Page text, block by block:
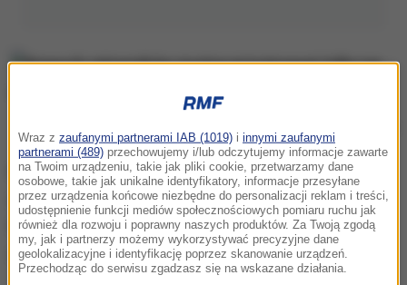
Nowych ratowników można przyjmować tylko na
umowę o pracę. Wymaga tego znowelizowany w
tym roku kodeks pracy. Tymczasem ratownicy wolą
umowy-zlecenia.
Wraz z zaufanymi partnerami IAB (1019) i innymi zaufanymi
partnerami (489) przechowujemy i/lub odczytujemy informacje zawarte
na Twoim urządzeniu, takie jak pliki cookie, przetwarzamy dane
osobowe, takie jak unikalne identyfikatory, informacje przesyłane
przez urządzenia końcowe niezbędne do personalizacji reklam i treści,
udostępnienie funkcji mediów społecznościowych pomiaru ruchu jak
również dla rozwoju i poprawny naszych produktów. Za Twoją zgodą
my, jak i partnerzy możemy wykorzystywać precyzyjne dane
geolokalizacyjne i identyfikację poprzez skanowanie urządzeń.
Przechodząc do serwisu zgadzasz się na wskazane działania.